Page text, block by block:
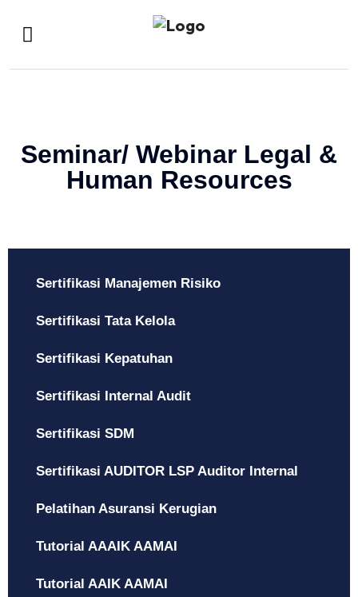
Seminar/ Webinar Legal &
Human Resources
Sertifikasi Manajemen Risiko
Sertifikasi Tata Kelola
Sertifikasi Kepatuhan
Sertifikasi Internal Audit
Sertifikasi SDM
Sertifikasi AUDITOR LSP Auditor Internal
Pelatihan Asuransi Kerugian
Tutorial AAAIK AAMAI
Tutorial AAIK AAMAI